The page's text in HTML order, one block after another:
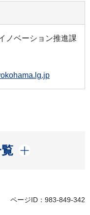
ノベーション推進課
ページID：983-849-342